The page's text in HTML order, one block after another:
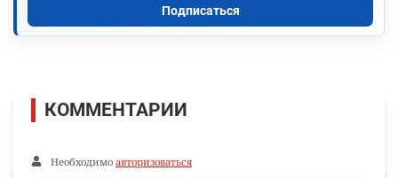
Подписаться
КОММЕНТАРИИ
Необходимо авторизоваться